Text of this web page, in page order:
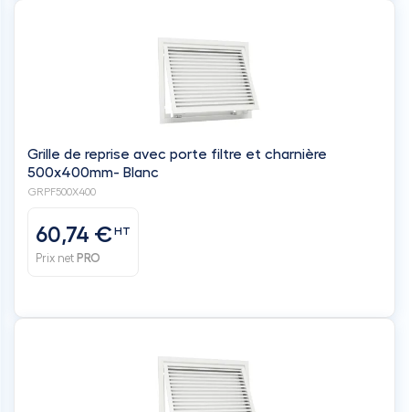
Grille de reprise avec porte filtre et charnière
500x400mm- Blanc
GRPF500X400
60,74 €HT
Prix net PRO